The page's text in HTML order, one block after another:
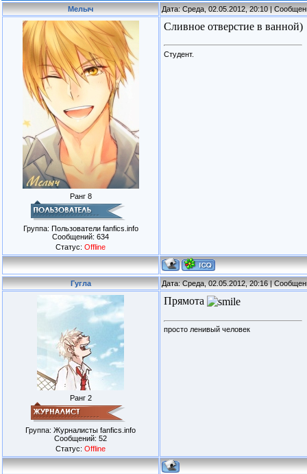
Мелыч Дата: Среда, 02.05.2012, 20:10 |
Ранг 8
Группа: Пользователи fanfics.info
Сообщений: 634
Статус: Offline
Сливное отверстие в ванной)
Студент.
Гугла Дата: Среда, 02.05.2012, 20:16 |
Ранг 2
Группа: Журналисты fanfics.info
Сообщений: 52
Статус: Offline
Прямота
просто ленивый человек